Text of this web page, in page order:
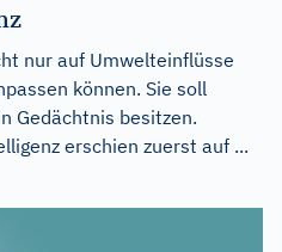
nur auf Umwelteinflüsse
können. Sie soll
Gedächtnis besitzen.
erschien zuerst auf ...